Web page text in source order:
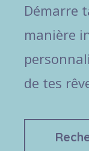
Démarre
manière
de tes